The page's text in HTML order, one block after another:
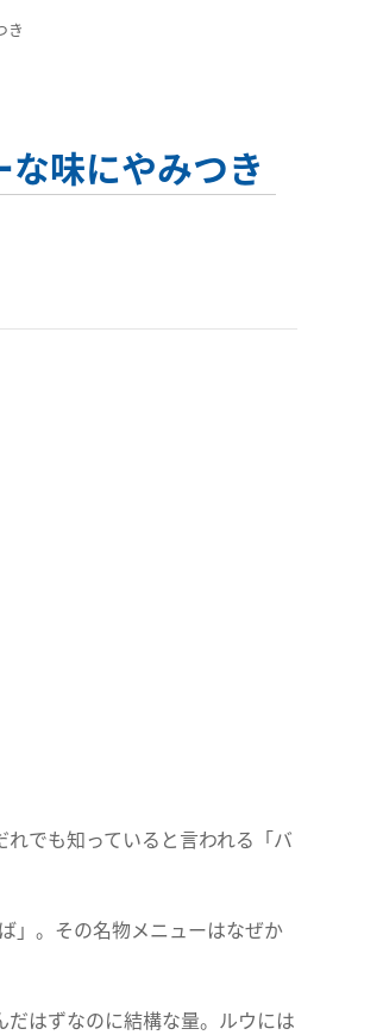
き
味にやみつき
でも知っていると言われる「バ
」。その名物メニューはなぜか
はずなのに結構な量。ルウには